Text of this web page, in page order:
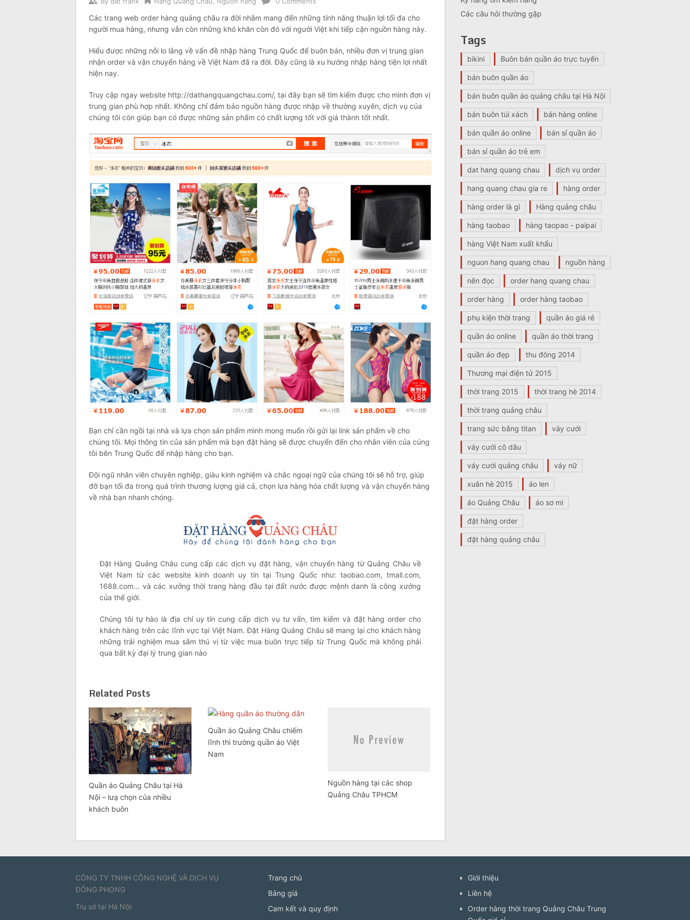
Các trang web order hàng quảng châu ra đời nhằm mang đến những tính năng thuận lợi tối đa cho
người mua hàng, nhưng vẫn còn những khó khăn còn đó với người Việt khi tiếp cận nguồn hàng này.
Hiểu được những nỗi lo lắng về vấn đề nhập hàng Trung Quốc để buôn bán, nhiều đơn vị trung gian
nhận order và vận chuyển hàng về Việt Nam đã ra đời. Đây cũng là xu hướng nhập hàng tiện lợi nhất
hiện nay.
Truy cập ngay website http://dathangquangchau.com/, tại đây bạn sẽ tìm kiếm được cho mình đơn vị
trung gian phù hợp nhất. Không chỉ đảm bảo nguồn hàng được nhập về thường xuyên, dịch vụ của
chúng tôi còn giúp bạn có được những sản phẩm có chất lượng tốt với giá thành tốt nhất.
Bạn chỉ cần ngồi tại nhà và lựa chọn sản phẩm mình mong muốn rồi gửi lại link sản phẩm về cho
chúng tôi. Mọi thông tin của sản phẩm mà bạn đặt hàng sẽ được chuyển đến cho nhân viên của cúng
tôi bên Trung Quốc để nhập hàng cho bạn.
Đội ngũ nhân viên chuyên nghiệp, giàu kinh nghiệm và chắc ngoại ngữ của chúng tôi sẽ hỗ trợ, giúp
đỡ bạn tối đa trong quá trình thương lượng giá cả, chọn lựa hàng hóa chất lượng và vận chuyển hàng
về nhà bạn nhanh chóng.
Đặt Hàng Quảng Châu cung cấp các dịch vụ đặt hàng, vận chuyển hàng từ Quảng Châu về
Việt Nam từ các website kinh doanh uy tín tại Trung Quốc như: taobao.com, tmall.com,
1688.com… và các xưởng thời trang hàng đầu tại đất nước được mệnh danh là công xưởng
của thế giới.
Chúng tôi tự hào là địa chỉ uy tín cung cấp dịch vụ tư vấn, tìm kiếm và đặt hàng order cho
khách hàng trên các lĩnh vực tại Việt Nam. Đặt Hàng Quảng Châu sẽ mang lại cho khách hàng
những trải nghiệm mua sắm thú vị từ việc mua buôn trực tiếp từ Trung Quốc mà không phải
qua bất kỳ đại lý trung gian nào
Related Posts
Quần áo Quảng Châu tại Hà
Nội – lưạ chọn của nhiều
khách buôn
Quần áo Quảng Châu chiếm
lĩnh thì trường quần áo Việt
Nam
Nguồn hàng tại các shop
Quảng Châu TPHCM
Các câu hỏi thường gặp
Tags
bikini Buôn bán quần áo trực tuyến
bán buôn quần áo
bán buôn quần áo quảng châu tại Hà Nội
bán buôn túi xách bán hàng online
bán quần áo online bán sỉ quần áo
bán sỉ quần áo trẻ em
dat hang quang chau dịch vụ order
hang quang chau gia re hàng order
hàng order là gì Hàng quảng châu
hàng taobao hàng taopao - paipai
hàng Việt Nam xuất khẩu
nguon hang quang chau nguồn hàng
nên đọc order hang quang chau
order hàng order hàng taobao
phụ kiện thời trang quần áo giá rẻ
quần áo online quần áo thời trang
quần áo đẹp thu đông 2014
Thương mại điện tử 2015
thời trang 2015 thời trang hè 2014
thời trang quảng châu
trang sức bằng titan váy cưới
váy cưới cô dâu
váy cưới quảng châu váy nữ
xuân hè 2015 áo len
áo Quảng Châu áo sơ mi
đặt hàng order
đặt hàng quảng châu
CÔNG TY TNHH CÔNG NGHỆ VÀ DỊCH VỤ
ĐÔNG PHONG
Trụ sở tại Hà Nội:
Trang chủ
Bảng giá
Cam kết và quy định
Giới thiệu
Liên hệ
Order hàng thời trang Quảng Châu Trung